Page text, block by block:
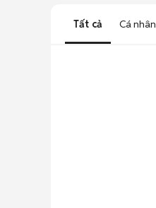
Tất cả Cá nhân